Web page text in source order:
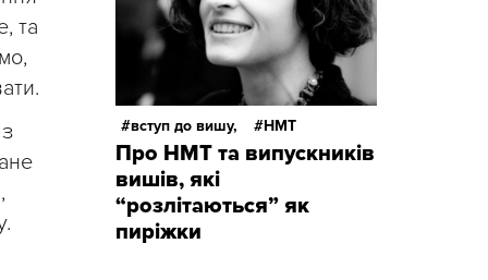
та
з
вступ до вишу, НМТ
Про НМТ та випускників
вишів, які
“розлітаються” як
пиріжки